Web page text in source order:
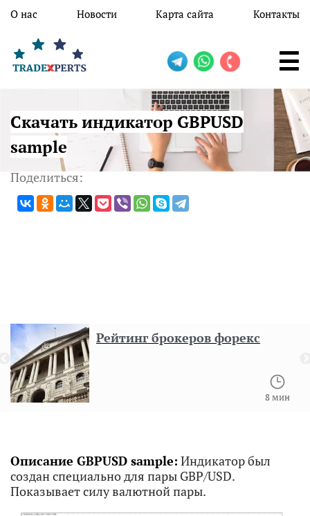
Перейти к основному содержанию
О нас Новости Карта сайта Контакты
Скачать индикатор GBPUSD
sample
Поделиться:
Рейтинг брокеров форекс
8 мин
Описание GBPUSD sample: Индикатор был
создан специально для пары GBP/USD.
Показывает силу валютной пары.